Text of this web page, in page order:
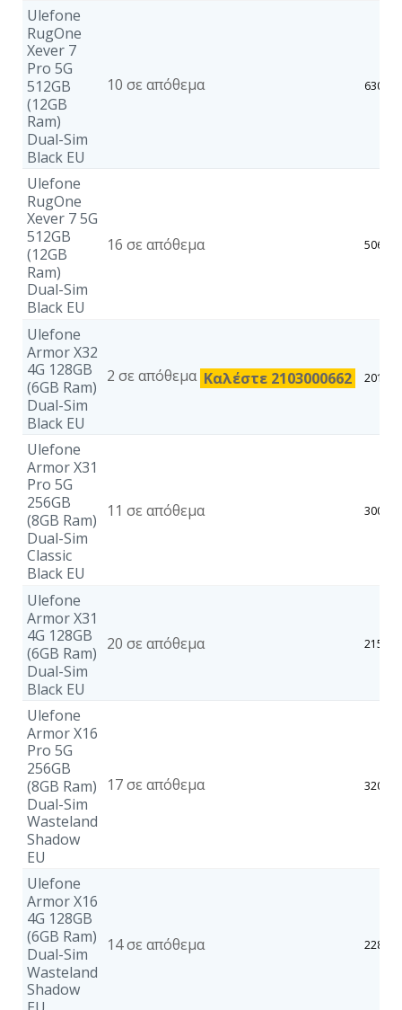
Ulefone
RugOne
Xever 7
Pro 5G
512GB
(12GB
Ram)
Dual-Sim
Black EU
10 σε απόθεμα 630,87
Ulefone
RugOne
Xever 7 5G
512GB
(12GB
Ram)
Dual-Sim
Black EU
16 σε απόθεμα 506,47
Ulefone
Armor X32
4G 128GB
(6GB Ram)
Dual-Sim
Black EU
2 σε απόθεμα Καλέστε 2103000662 201,95
Ulefone
Armor X31
Pro 5G
256GB
(8GB Ram)
Dual-Sim
Classic
Black EU
11 σε απόθεμα 300,41
Ulefone
Armor X31
4G 128GB
(6GB Ram)
Dual-Sim
Black EU
20 σε απόθεμα 215,57
Ulefone
Armor X16
Pro 5G
256GB
(8GB Ram)
Dual-Sim
Wasteland
Shadow
EU
17 σε απόθεμα 320,42
Ulefone
Armor X16
4G 128GB
(6GB Ram)
Dual-Sim
Wasteland
Shadow
14 σε απόθεμα 228,64